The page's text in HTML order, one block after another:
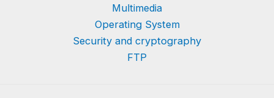
Multimedia
Operating System
Security and cryptography
FTP